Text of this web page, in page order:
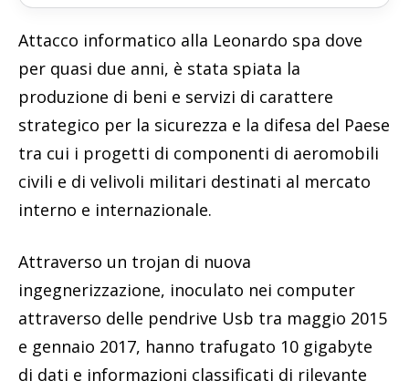
Attacco informatico alla Leonardo spa dove
per quasi due anni, è stata spiata la
produzione di beni e servizi di carattere
strategico per la sicurezza e la difesa del Paese
tra cui i progetti di componenti di aeromobili
civili e di velivoli militari destinati al mercato
interno e internazionale.
Attraverso un trojan di nuova
ingegnerizzazione, inoculato nei computer
attraverso delle pendrive Usb tra maggio 2015
e gennaio 2017, hanno trafugato 10 gigabyte
di dati e informazioni classificati di rilevante